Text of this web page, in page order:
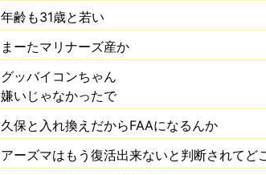
年齢も31歳と若い
まーたマリナーズ産か
グッバイコンちゃん
嫌いじゃなかったで
久保と入れ換えだからFAAになるんか
アーズマはもう復活出来ないと判断されてど